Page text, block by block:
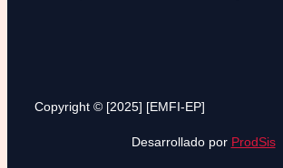
Copyright © [2025] [EMFI-EP]
Desarrollado por ProdSis